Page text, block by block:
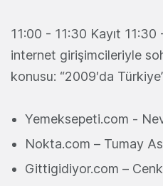
11:00 - 11:30 Kayıt
internet girişimcileriyle
konusu: “2009′da
Yemeksepeti.com -
Nokta.com – Tumay
Gittigidiyor.com – Cenk